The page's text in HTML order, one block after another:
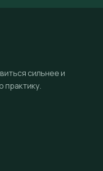
сильнее и
практику.